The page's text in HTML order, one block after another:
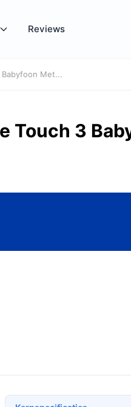
Reviews
Met...
Touch 3